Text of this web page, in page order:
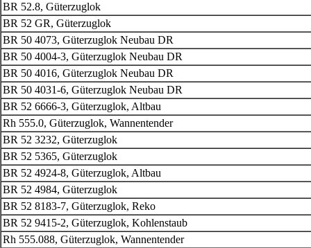
BR 52.8, Güterzuglok
BR 52 GR, Güterzuglok
BR 50 4073, Güterzuglok Neubau DR
BR 50 4004-3, Güterzuglok Neubau DR
BR 50 4016, Güterzuglok Neubau DR
BR 50 4031-6, Güterzuglok Neubau DR
BR 52 6666-3, Güterzuglok, Altbau
Rh 555.0, Güterzuglok, Wannentender
BR 52 3232, Güterzuglok
BR 52 5365, Güterzuglok
BR 52 4924-8, Güterzuglok, Altbau
BR 52 4984, Güterzuglok
BR 52 8183-7, Güterzuglok, Reko
BR 52 9415-2, Güterzuglok, Kohlenstaub
Rh 555.088, Güterzuglok, Wannentender